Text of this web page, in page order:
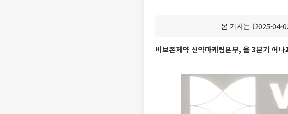
본 기사는 (2025-04-
비보존제약 신약마케팅본부, 올 3분기 어